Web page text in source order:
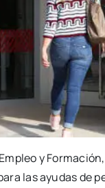
y
las ayu­das de